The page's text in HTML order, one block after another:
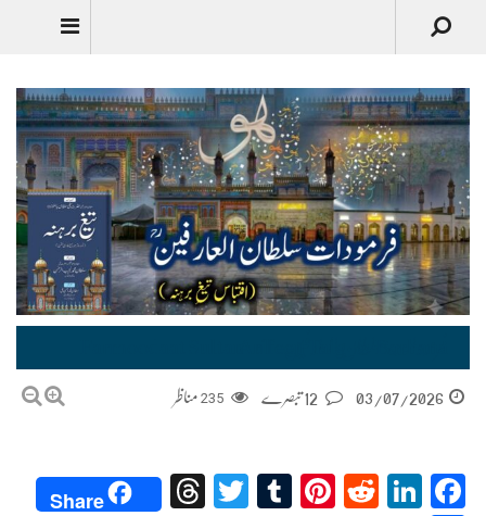
03/07/2026
235 مناظر
Facebook
LinkedIn
Reddit
Pinterest
Tumblr
Twitter
Threads
Share